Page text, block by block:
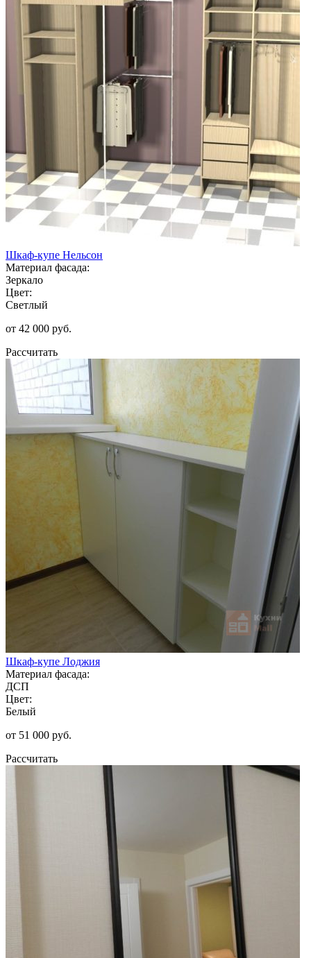
Шкаф-купе Нельсон
Материал фасада:
Зеркало
Цвет:
Светлый
от 42 000 руб.
Рассчитать
Шкаф-купе Лоджия
Материал фасада:
ДСП
Цвет:
Белый
от 51 000 руб.
Рассчитать